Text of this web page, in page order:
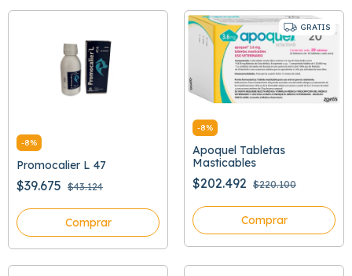
-8%
Promocalier L 47
$39.675 $43.124
Comprar
GRATIS
-8%
Apoquel Tabletas
Masticables
$202.492 $220.100
Comprar